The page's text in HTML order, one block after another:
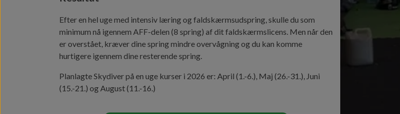
Efter en hel uge med intensiv læring og faldskærmsudspring, skulle du som
minimum nå igennem AFF-delen (8 spring) af dit faldskærmslicens. Men når den
er overstået, kræver dine spring mindre overvågning og du kan komme
hurtigere igennem dine resterende spring.
Planlagte Skydiver på en uge kurser i 2026 er: April (1.-6.), Maj (26.-31.), Juni
(15.-21.) og August (11.-16.)